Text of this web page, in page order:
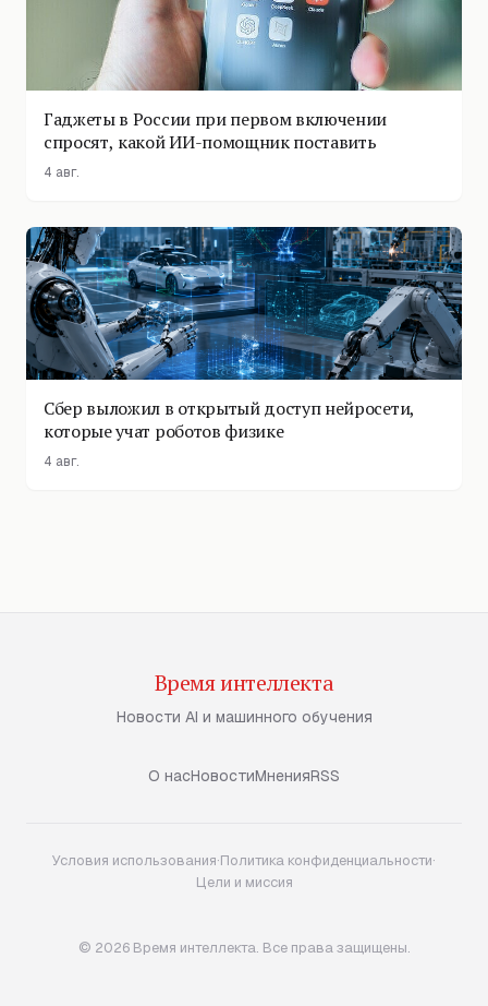
Гаджеты в России при первом включении
спросят, какой ИИ-помощник поставить
4 авг.
Сбер выложил в открытый доступ нейросети,
которые учат роботов физике
4 авг.
Время интеллекта
Новости AI и машинного обучения
О насНовостиМненияRSS
Условия использования·Политика конфиденциальности·
Цели и миссия
© 2026 Время интеллекта. Все права защищены.